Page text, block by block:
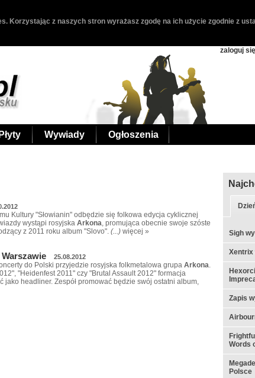
Korzystając z naszych stron wyrażasz zgodę na ich użycie zgodnie z
zaloguj się
Płyty Wywiady Ogłoszenia
Kultury "Słowianin" odbędzie się folkowa edycja cyklicznej
wystąpi rosyjska Arkona, promująca obecnie swoje szóste
z 2011 roku album "Slovo". (...) więcej »
25.08.2012
do Polski przyjedzie rosyjska folkmetalowa grupa Arkona.
"Heidenfest 2011" czy "Brutal Assault 2012" formacja
jako headliner. Zespół promować będzie swój ostatni album,
Sigh
Xentrix
Zapis
Words
Polsce